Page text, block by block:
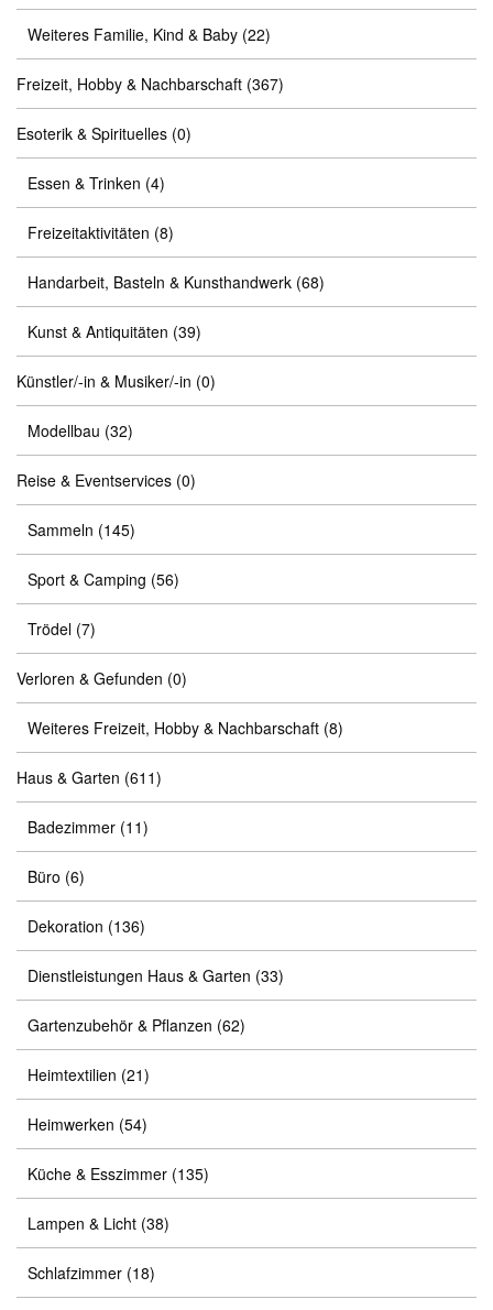
Weiteres Familie, Kind & Baby (22)
Freizeit, Hobby & Nachbarschaft (367)
Esoterik & Spirituelles (0)
Essen & Trinken (4)
Freizeitaktivitäten (8)
Handarbeit, Basteln & Kunsthandwerk (68)
Kunst & Antiquitäten (39)
Künstler/-in & Musiker/-in (0)
Modellbau (32)
Reise & Eventservices (0)
Sammeln (145)
Sport & Camping (56)
Trödel (7)
Verloren & Gefunden (0)
Weiteres Freizeit, Hobby & Nachbarschaft (8)
Haus & Garten (611)
Badezimmer (11)
Büro (6)
Dekoration (136)
Dienstleistungen Haus & Garten (33)
Gartenzubehör & Pflanzen (62)
Heimtextilien (21)
Heimwerken (54)
Küche & Esszimmer (135)
Lampen & Licht (38)
Schlafzimmer (18)